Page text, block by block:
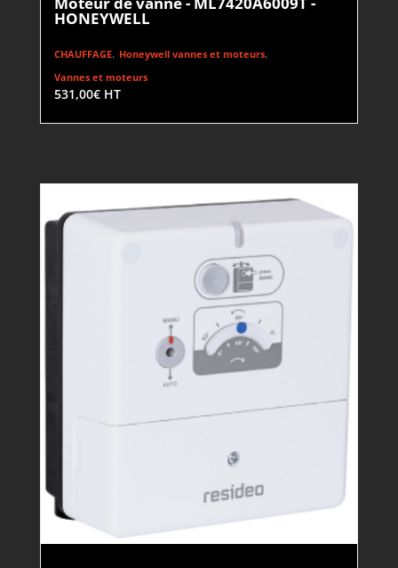
HONEYWELL
CHAUFFAGE, Honeywell vannes et moteurs,
Vannes et moteurs
531,00€ HT